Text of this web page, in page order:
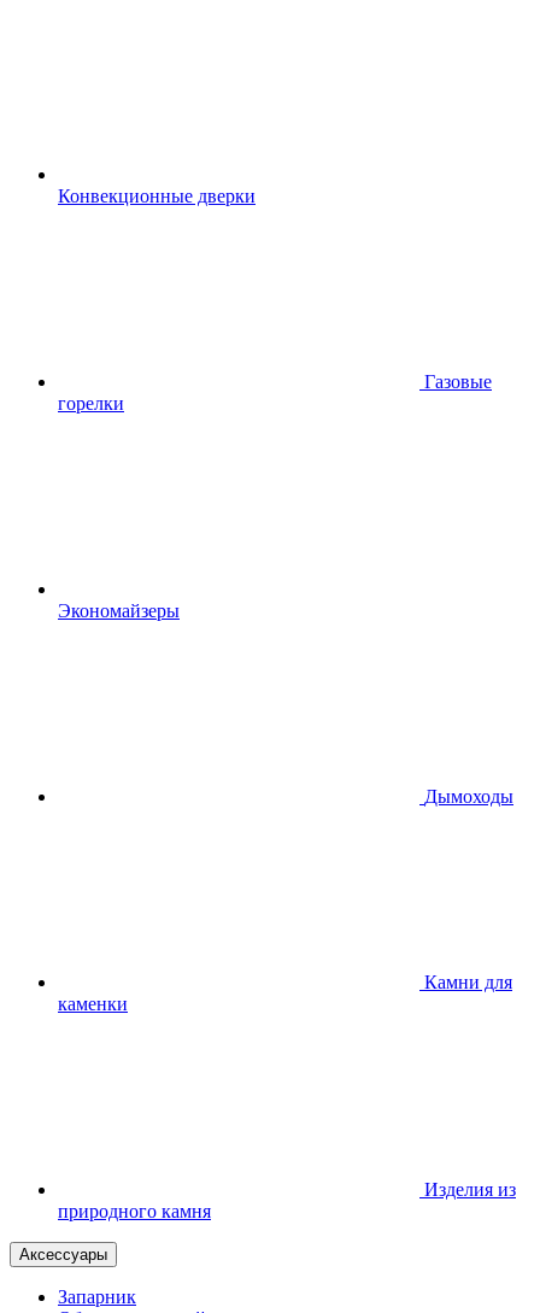
Конвекционные дверки
Газовые
горелки
Экономайзеры
Дымоходы
Камни для
каменки
Изделия из
природного камня
Аксессуары
Запарник